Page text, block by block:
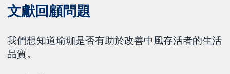
文獻回顧問題
我們想知道瑜珈是否有助於改善中風存活者的生活
品質。